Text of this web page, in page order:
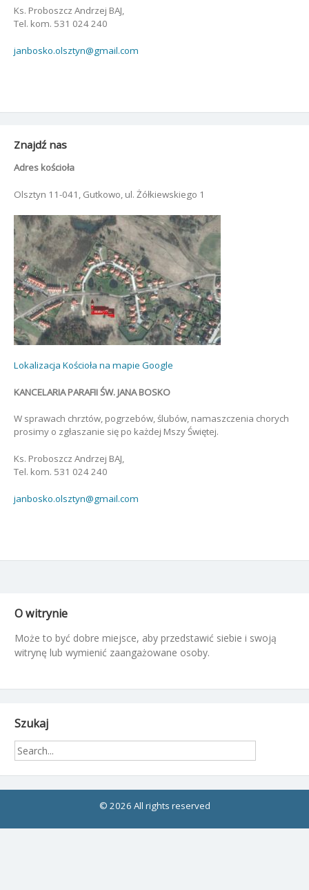
Ks. Proboszcz Andrzej BAJ,
Tel. kom. 531 024 240
janbosko.olsztyn@gmail.com
Znajdź nas
Adres kościoła
Olsztyn 11-041, Gutkowo, ul. Żółkiewskiego 1
Lokalizacja Kościoła na mapie Google
KANCELARIA PARAFII ŚW. JANA BOSKO
W sprawach chrztów, pogrzebów, ślubów, namaszczenia chorych
prosimy o zgłaszanie się po każdej Mszy Świętej.
Ks. Proboszcz Andrzej BAJ,
Tel. kom. 531 024 240
janbosko.olsztyn@gmail.com
O witrynie
Może to być dobre miejsce, aby przedstawić siebie i swoją
witrynę lub wymienić zaangażowane osoby.
Szukaj
© 2026 All rights reserved